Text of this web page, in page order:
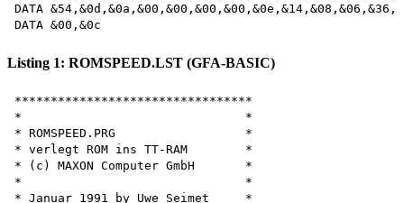
DATA
Listing 1: ROMSPEED.LST (GFA-BASIC)
*********************************
*                               *
* ROMSPEED.PRG                  *
* verlegt ROM ins TT-RAM        *
* (c) MAXON Computer GmbH       *
*                               *
* Januar 1991 by Uwe Seimet     *